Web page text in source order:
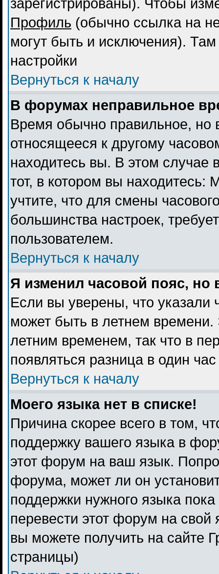
зарегистрированы). Чтобы
Профиль (обычно ссылка на
могут быть и исключения).
настройки
Вернуться к началу
В форумах неправильное
Время обычно правильное, но
относящееся к другому
находитесь вы. В этом случае
тот, в котором вы находитесь:
учтите, что для смены
большинства настроек,
пользователем.
Вернуться к началу
Я изменил часовой пояс, но
Если вы уверены, что указали
может быть в летнем
летним временем, так что в
появляться разница в один
Вернуться к началу
Моего языка нет в списке!
Причина скорее всего в том,
поддержку вашего языка в
этот форум на ваш язык.
форума, может ли он
поддержки нужного языка
перевести этот форум на
вы можете получить на сайте
страницы)